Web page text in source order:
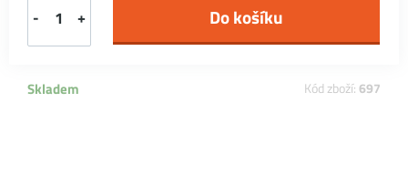
- +
Skladem Kód zboží: 697